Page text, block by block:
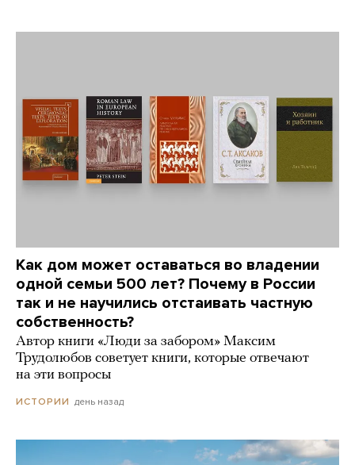
Как дом может оставаться во владении
одной семьи 500 лет? Почему в России
так и не научились отстаивать частную
собственность?
Автор книги «Люди за забором» Максим
Трудолюбов советует книги, которые отвечают
на эти вопросы
ИСТОРИИ день назад